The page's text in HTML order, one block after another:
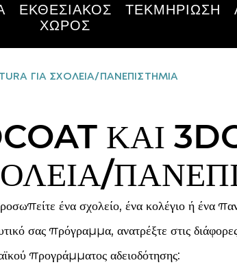
ΕΚΘΕΣΙΑΚΌΣ
ΧΏΡΟΣ
ΤΕΚΜΗΡΊΩΣΗ
ΓΙΑ ΣΧΟΛΕΙΑ/ΠΑΝΕΠΙΣΤΗΜΙΑ
ΚΑΙ
ένα σχολείο, ένα κολέγιο ή ένα
σας πρόγραμμα, ανατρέξτε στις
προγράμματος αδειοδότησης: